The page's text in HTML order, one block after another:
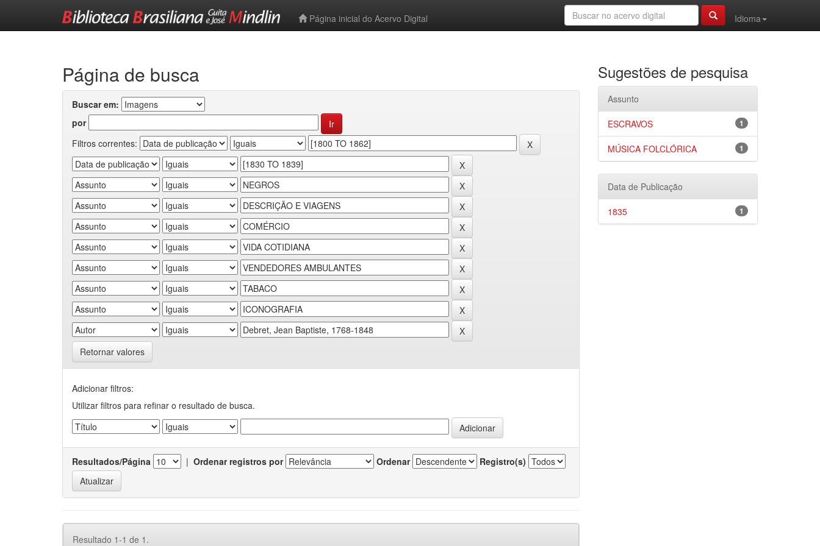
Página inicial do Acervo Digital
Idioma
Página de busca
Buscar em:
por
Filtros correntes:
Retornar valores
Adicionar filtros:
Utilizar filtros para refinar o resultado de busca.
Resultados/Página | Ordenar registros por Ordenar Registro(s)
Resultado 1-1 de 1.
Sugestões de pesquisa
Assunto
1
ESCRAVOS
1
MÚSICA FOLCLÓRICA
Data de Publicação
1
1835